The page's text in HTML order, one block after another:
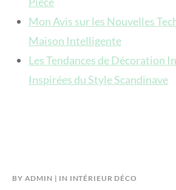
Mon Avis sur les Nouvelles
Maison Intelligente
Les Tendances de Décoration
Inspirées du Style Scandinave
BY ADMIN IN INTÉRIEUR DÉCO